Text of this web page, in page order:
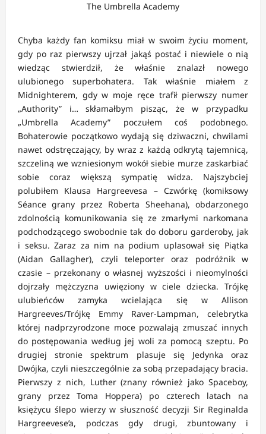
The Umbrella Academy
Chyba każdy fan komiksu miał w swoim życiu moment,
gdy po raz pierwszy ujrzał jakąś postać i niewiele o nią
wiedząc stwierdził, że właśnie znalazł nowego
ulubionego superbohatera. Tak właśnie miałem z
Midnighterem, gdy w moje ręce trafił pierwszy numer
„Authority” i… skłamałbym pisząc, że w przypadku
„Umbrella Academy” poczułem coś podobnego.
Bohaterowie początkowo wydają się dziwaczni, chwilami
nawet odstręczający, by wraz z każdą odkrytą tajemnicą,
szczeliną we wzniesionym wokół siebie murze zaskarbiać
sobie coraz większą sympatię widza. Najszybciej
polubiłem Klausa Hargreevesa – Czwórkę (komiksowy
Séance grany przez Roberta Sheehana), obdarzonego
zdolnością komunikowania się ze zmarłymi narkomana
podchodzącego swobodnie tak do doboru garderoby, jak
i seksu. Zaraz za nim na podium uplasował się Piątka
(Aidan Gallagher), czyli teleporter oraz podróżnik w
czasie – przekonany o własnej wyższości i nieomylności
dojrzały mężczyzna uwięziony w ciele dziecka. Trójkę
ulubieńców zamyka wcielająca się w Allison
Hargreeves/Trójkę Emmy Raver-Lampman, celebrytka
której nadprzyrodzone moce pozwalają zmuszać innych
do postępowania według jej woli za pomocą szeptu. Po
drugiej stronie spektrum plasuje się Jedynka oraz
Dwójka, czyli nieszczególnie za sobą przepadający bracia.
Pierwszy z nich, Luther (znany również jako Spaceboy,
grany przez Toma Hoppera) po czterech latach na
księżycu ślepo wierzy w słuszność decyzji Sir Reginalda
Hargreevese’a, podczas gdy drugi, zbuntowany i